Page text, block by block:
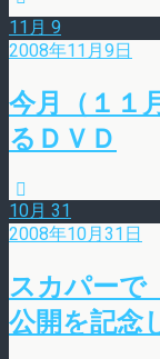
11月 9
2008年11月9日
今月（１１
るＤＶＤ
10月 31
2008年10月31日
スカパーで
公開を記念